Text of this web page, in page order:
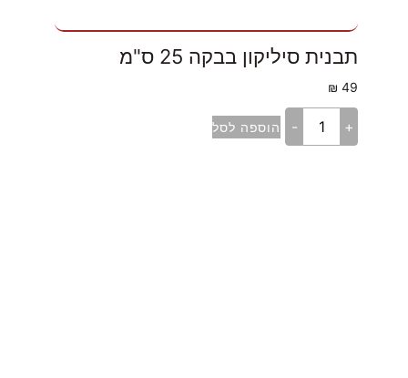
תבנית סיליקון בבקה 25 ס"מ
49
₪
+
- הוספה לסל